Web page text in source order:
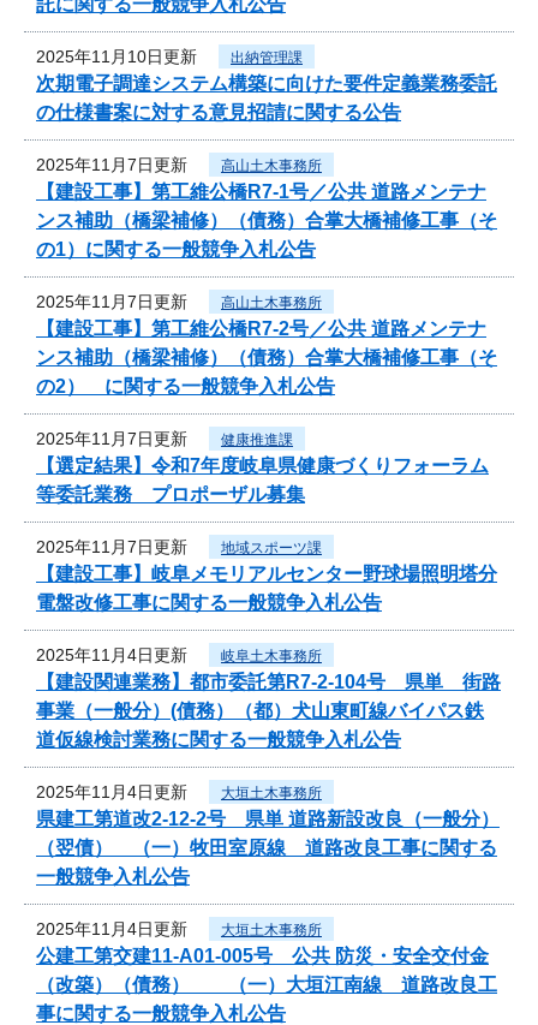
2025年11月10日更新 出納管理課
次期電子調達システム構築に向けた要件定義業務委託
の仕様書案に対する意見招請に関する公告
2025年11月7日更新 高山土木事務所
【建設工事】第工維公橋R7-1号／公共 道路メンテナ
ンス補助（橋梁補修）（債務）合掌大橋補修工事（そ
の1）に関する一般競争入札公告
2025年11月7日更新 高山土木事務所
【建設工事】第工維公橋R7-2号／公共 道路メンテナ
ンス補助（橋梁補修）（債務）合掌大橋補修工事（そ
の2） に関する一般競争入札公告
2025年11月7日更新 健康推進課
【選定結果】令和7年度岐阜県健康づくりフォーラム
等委託業務 プロポーザル募集
2025年11月7日更新 地域スポーツ課
【建設工事】岐阜メモリアルセンター野球場照明塔分
電盤改修工事に関する一般競争入札公告
2025年11月4日更新 岐阜土木事務所
【建設関連業務】都市委託第R7-2-104号 県単 街路
事業（一般分）(債務）（都）犬山東町線バイパス鉄
道仮線検討業務に関する一般競争入札公告
2025年11月4日更新 大垣土木事務所
県建工第道改2-12-2号 県単 道路新設改良（一般分）
（翌債） （一）牧田室原線 道路改良工事に関する
一般競争入札公告
2025年11月4日更新 大垣土木事務所
公建工第交建11-A01-005号 公共 防災・安全交付金
（改築）（債務） （一）大垣江南線 道路改良工
事に関する一般競争入札公告